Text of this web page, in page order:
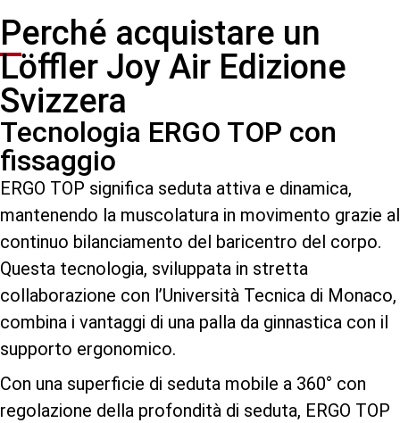
Perché acquistare un
Löffler Joy Air Edizione
Svizzera
Tecnologia ERGO TOP con
fissaggio
ERGO TOP significa seduta attiva e dinamica,
mantenendo la muscolatura in movimento grazie al
continuo bilanciamento del baricentro del corpo.
Questa tecnologia, sviluppata in stretta
collaborazione con l’Università Tecnica di Monaco,
combina i vantaggi di una palla da ginnastica con il
supporto ergonomico.
Con una superficie di seduta mobile a 360° con
regolazione della profondità di seduta, ERGO TOP